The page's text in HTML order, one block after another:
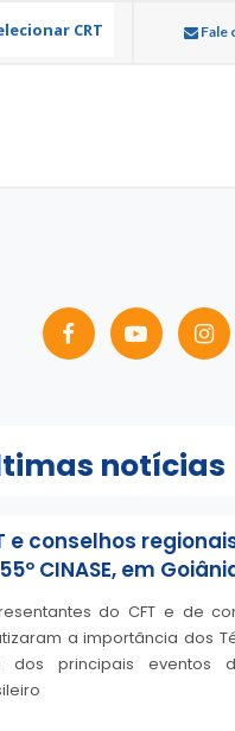
CRT Fale
notícias
e conselhos
CINASE, em
do CFT e de
a importância dos
dos principais eventos